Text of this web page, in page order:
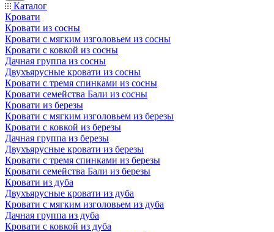
Каталог
Кровати
Кровати из сосны
Кровати с мягким изголовьем из сосны
Кровати с ковкой из сосны
Дачная группа из сосны
Двухъярусные кровати из сосны
Кровати с тремя спинками из сосны
Кровати семейства Бали из сосны
Кровати из березы
Кровати с мягким изголовьем из березы
Кровати с ковкой из березы
Дачная группа из березы
Двухъярусные кровати из березы
Кровати с тремя спинками из березы
Кровати семейства Бали из березы
Кровати из дуба
Двухъярусные кровати из дуба
Кровати с мягким изголовьем из дуба
Дачная группа из дуба
Кровати с ковкой из дуба